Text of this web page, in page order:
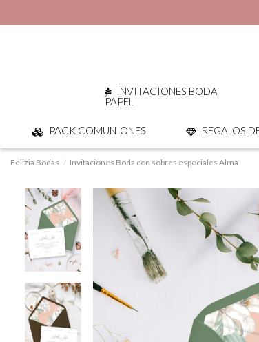
INVITACIONES BODA
PAPEL
PACK COMUNIONES REGALOS
Felizia Bodas Invitaciones Boda con sobres especiales Alma